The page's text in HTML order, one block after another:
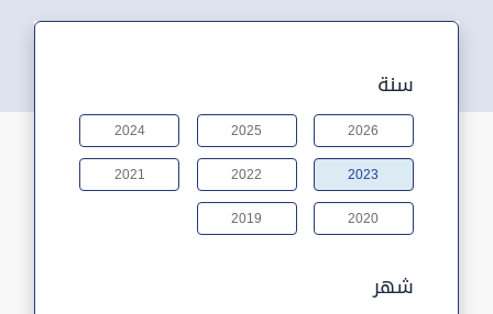
سنة
2026
2025
2024
2023
2022
2021
2020
2019
شهر